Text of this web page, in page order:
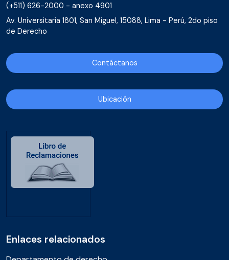
(+511) 626-2000 - anexo 4901
Av. Universitaria 1801, San Miguel, 15088, Lima - Perú, 2do piso
de Derecho
Contáctanos
Ubicación
Enlaces relacionados